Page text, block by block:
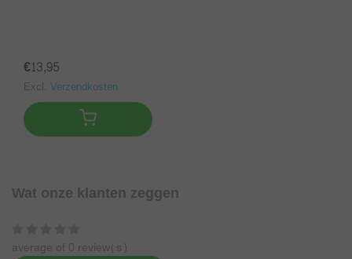
€13,95
Excl. Verzendkosten
Wat onze klanten zeggen
average of 0 review(s)